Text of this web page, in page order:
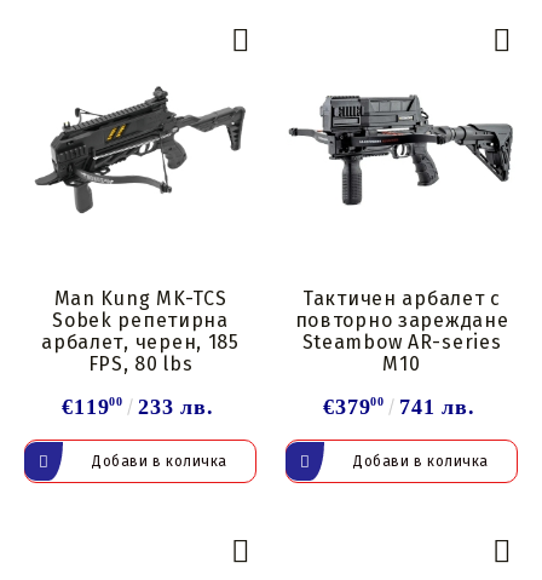
Man Kung MK-TCS
Sobek репетирна
арбалет, черен, 185
FPS, 80 lbs
€11900 233 лв.
Тактичен арбалет с
повторно зареждане
Steambow AR-series
M10
€37900 741 лв.